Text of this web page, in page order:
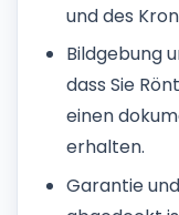
und des
Bildgebung
dass Sie
einen
erhalten.
Garantie